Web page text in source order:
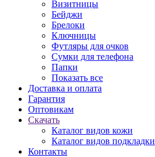
Визитницы
Бейджи
Брелоки
Ключницы
Футляры для очков
Сумки для телефона
Папки
Показать все
Доставка и оплата
Гарантия
Оптовикам
Скачать
Каталог видов кожи
Каталог видов подкладки
Контакты